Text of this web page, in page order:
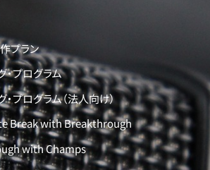
プラン
・プログラム
・プログラム（法人向け）
Break with Breakthrough
with Champs